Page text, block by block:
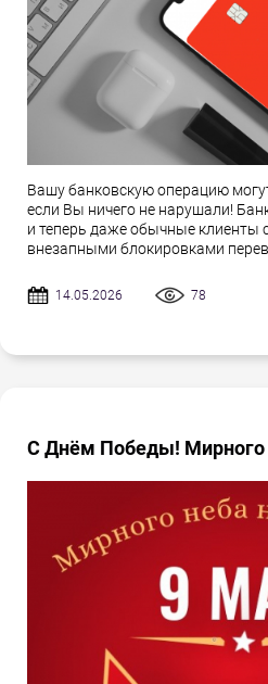
Вашу банковскую операцию
если Вы ничего не нарушали!
и теперь даже обычные клиенты
внезапными блокировками
14.05.2026 78
С Днём Победы! Мирного